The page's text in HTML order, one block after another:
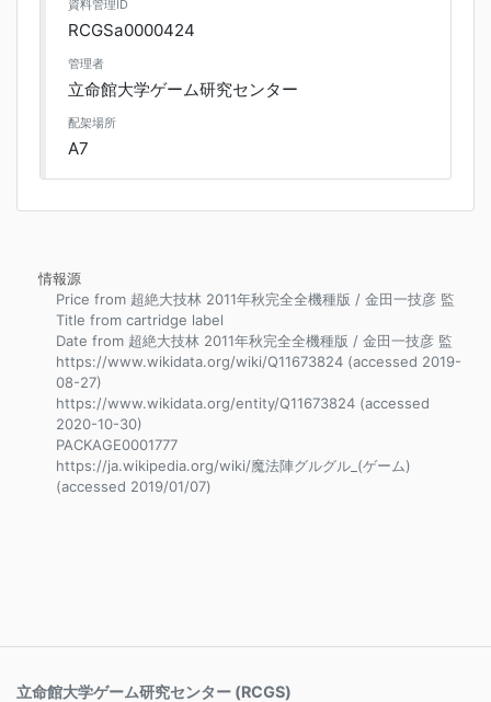
資料管理ID
RCGSa0000424
管理者
立命館大学ゲーム研究センター
配架場所
A7
情報源
Price from 超絶大技林 2011年秋完全全機種版 / 金田一技彦 監
Title from cartridge label
Date from 超絶大技林 2011年秋完全全機種版 / 金田一技彦 監
https://www.wikidata.org/wiki/Q11673824 (accessed 2019-
08-27)
https://www.wikidata.org/entity/Q11673824 (accessed
2020-10-30)
PACKAGE0001777
https://ja.wikipedia.org/wiki/魔法陣グルグル_(ゲーム)
(accessed 2019/01/07)
立命館大学ゲーム研究センター (RCGS)